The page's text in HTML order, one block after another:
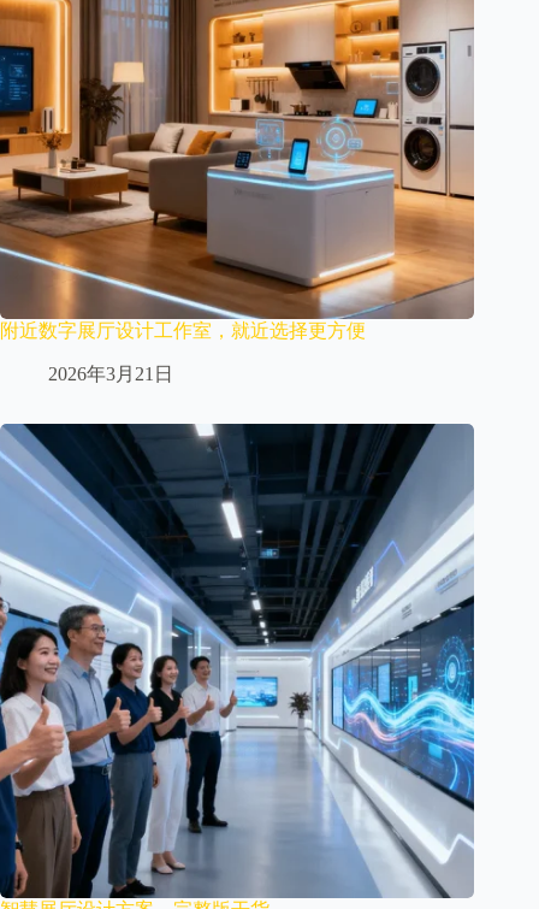
附近数字展厅设计工作室，就近选择更方便
2026年3月21日